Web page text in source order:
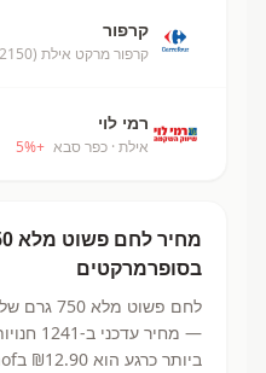
קרפור
קרפור מרקט אילת (2150)
רמי לוי
אילת · כפר סבא +
5%
מחיר לחם פשוט מלא 750 גרם
בסופרמרקטים
לחם פשוט מלא 750 גרם
— מחיר עדכני ב-1241
ביותר כרגע הוא ₪12.90
בYochananof.